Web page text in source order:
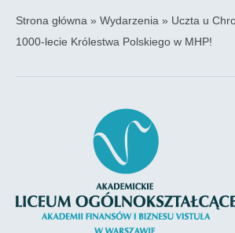
Strona główna » Wydarzenia » Uczta u
1000-lecie Królestwa Polskiego w MHP!